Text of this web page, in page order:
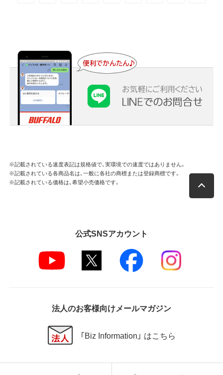
※記載されている速度表記は規格値で、実環境での速度ではありません。
※記載されている各商品名は、一般に各社の商標または登録商標です。
※記載されている価格は、希望小売価格です。
公式SNSアカウント
法人のお客様向けメールマガジン
「Biz Information」 はこちら